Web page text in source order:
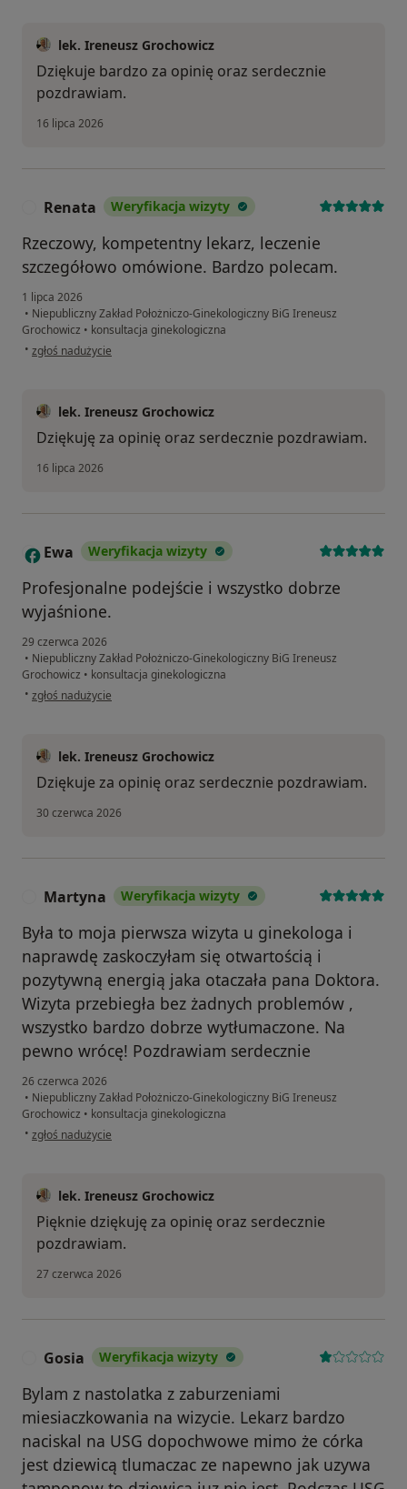
lek. Ireneusz Grochowicz
Dziękuje bardzo za opinię oraz serdecznie
pozdrawiam.
16 lipca 2026
Renata Weryfikacja wizyty
Rzeczowy, kompetentny lekarz, leczenie
szczegółowo omówione. Bardzo polecam.
1 lipca 2026
• Niepubliczny Zakład Położniczo-Ginekologiczny BiG Ireneusz
Grochowicz • konsultacja ginekologiczna
• w opinii użytkownika Renata
zgłoś nadużycie
lek. Ireneusz Grochowicz
Dziękuję za opinię oraz serdecznie pozdrawiam.
16 lipca 2026
E Ewa Weryfikacja wizyty
Profesjonalne podejście i wszystko dobrze
wyjaśnione.
29 czerwca 2026
• Niepubliczny Zakład Położniczo-Ginekologiczny BiG Ireneusz
Grochowicz • konsultacja ginekologiczna
• w opinii użytkownika Ewa
zgłoś nadużycie
lek. Ireneusz Grochowicz
Dziękuje za opinię oraz serdecznie pozdrawiam.
30 czerwca 2026
Martyna Weryfikacja wizyty
Była to moja pierwsza wizyta u ginekologa i
naprawdę zaskoczyłam się otwartością i
pozytywną energią jaka otaczała pana Doktora.
Wizyta przebiegła bez żadnych problemów ,
wszystko bardzo dobrze wytłumaczone. Na
pewno wrócę! Pozdrawiam serdecznie
26 czerwca 2026
• Niepubliczny Zakład Położniczo-Ginekologiczny BiG Ireneusz
Grochowicz • konsultacja ginekologiczna
• w opinii użytkownika Martyna
zgłoś nadużycie
lek. Ireneusz Grochowicz
Pięknie dziękuję za opinię oraz serdecznie
pozdrawiam.
27 czerwca 2026
Gosia Weryfikacja wizyty
Bylam z nastolatka z zaburzeniami
miesiaczkowania na wizycie. Lekarz bardzo
naciskal na USG dopochwowe mimo że córka
jest dziewicą tlumaczac ze napewno jak uzywa